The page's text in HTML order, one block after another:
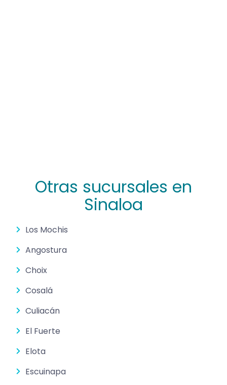
Otras sucursales en
Sinaloa
Los Mochis
Angostura
Choix
Cosalá
Culiacán
El Fuerte
Elota
Escuinapa